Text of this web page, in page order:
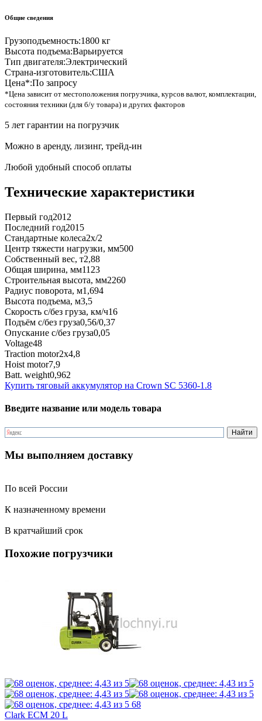
Общие сведения
Грузоподъемность:1800 кг
Высота подъема:Варьируется
Тип двигателя:Электрический
Страна-изготовитель:США
Цена*:По запросу
*Цена зависит от местоположения погрузчика, курсов валют, комплектации,
состояния техники (для б/у товара) и других факторов
5 лет гарантии на погрузчик
Можно в аренду, лизинг, трейд-ин
Любой удобный способ оплаты
Технические характеристики
Первый год2012
Последний год2015
Стандартные колеса2x/2
Центр тяжести нагрузки, мм500
Собственный вес, т2,88
Общая ширина, мм1123
Строительная высота, мм2260
Радиус поворота, м1,694
Высота подъема, м3,5
Скорость с/без груза, км/ч16
Подъём с/без груза0,56/0,37
Опускание с/без груза0,05
Voltage48
Traction motor2x4,8
Hoist motor7,9
Batt. weight0,962
Купить тяговый аккумулятор на Crown SC 5360-1.8
Введите название или модель товара
Мы выполняем доставку
По всей России
К назначенному времени
В кратчайший срок
Похожие погрузчики
68
Clark ECM 20 L